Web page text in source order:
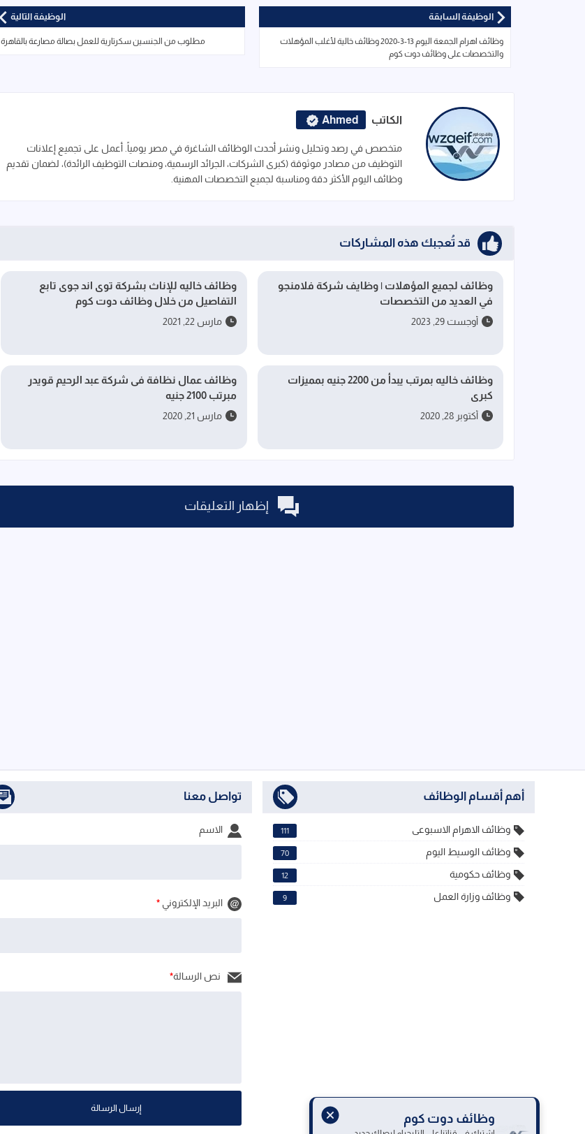
وظائف دوت كوم
الوظيفة التالية
مطلوب من الجنسين سكرتارية للعمل بصالة مصارعة بالقاهرة
الوظيفة السابقة
وظائف اهرام الجمعة اليوم 13-3-2020 وظائف خالية لأغلب المؤهلات
والتخصصات على وظائف دوت كوم
الكاتب Ahmed
متخصص في رصد وتحليل ونشر أحدث الوظائف الشاغرة في مصر يومياً. أعمل على تجميع إعلانات
التوظيف من مصادر موثوقة (كبرى الشركات، الجرائد الرسمية، ومنصات التوظيف الرائدة)، لضمان تقديم
وظائف اليوم الأكثر دقة ومناسبة لجميع التخصصات المهنية.
قد تُعجبك هذه المشاركات
وظائف لجميع المؤهلات | وظايف شركة فلامنجو
في العديد من التخصصات
أوجست 29, 2023
وظائف خاليه للإناث بشركة توى اند جوى تابع
التفاصيل من خلال وظائف دوت كوم
مارس 22, 2021
وظائف خاليه بمرتب يبدأ من 2200 جنيه بمميزات
كبرى
أكتوبر 28, 2020
وظائف عمال نظافة فى شركة عبد الرحيم قويدر
مبرتب 2100 جنيه
مارس 21, 2020
إظهار التعليقات
أهم أقسام الوظائف
وظائف الاهرام الاسبوعى 111
وظائف الوسيط اليوم 70
وظائف حكومية 12
وظائف وزارة العمل 9
تواصل معنا
الاسم
البريد الإلكتروني *
نص الرسالة*
إرسال الرسالة